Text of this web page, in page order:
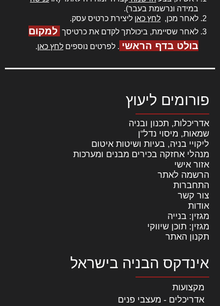
במידה ונרשמת בעבר).
לאחר מכן, לחץ כאן ליצירת כרטיס עסק.
לאחר שסיימת, ביכולתך לקדם את כרטיסך למקום
בולט בדף הראשי . לפרטים נוספים לחץ כאן.
פורומים ליעוץ
אדריכלות, תכנון ובניה
שמאות, מיסוי נדל"ן
ליקויי בניה, בעיות ושיטות איטום
מנהלי אחזקה בכירים מבנים ומערכות
אזור אישי
הרשמה לאתר
התחברות
צור קשר
אודות
מגזין: בנייה
מגזין: תוכן שיווקי
תקנון האתר
אינדקס הבניה בישראל
מקצועות
אדריכלים - מעצבי פנים